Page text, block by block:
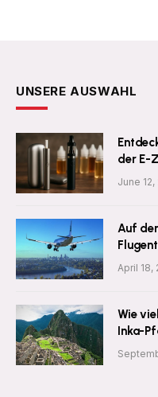
UNSERE AUSWAHL
der E-
June 12,
Auf
April 18,
Wie
Inka-